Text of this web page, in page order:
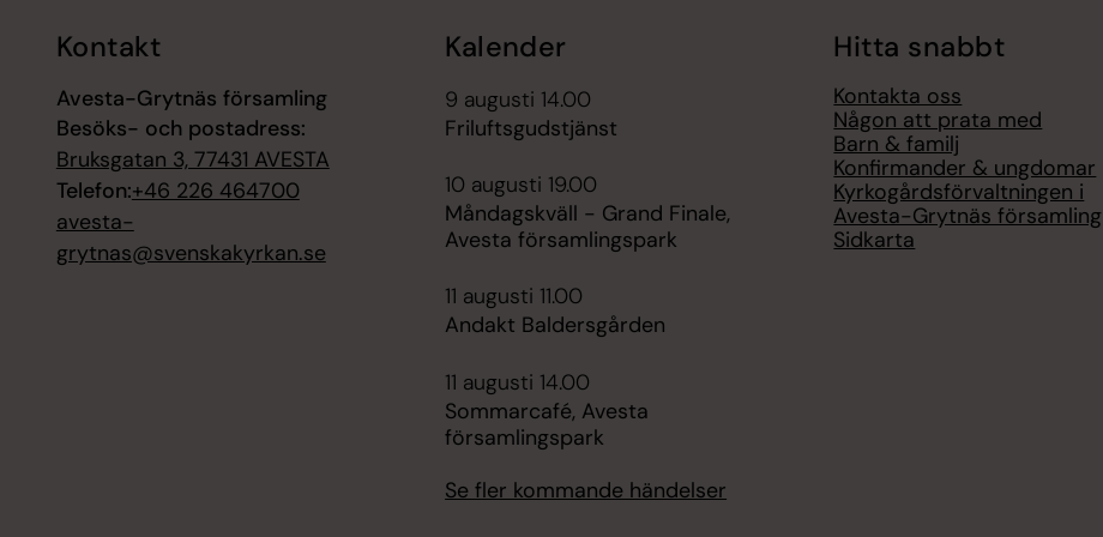
Kontakt
Avesta-Grytnäs församling
Besöks- och postadress:
Bruksgatan 3, 77431 AVESTA
Telefon:+46 226 464700
avesta-
grytnas@svenskakyrkan.se
Kalender
9 augusti 14.00
Friluftsgudstjänst
10 augusti 19.00
Måndagskväll - Grand Finale,
Avesta församlingspark
11 augusti 11.00
Andakt Baldersgården
11 augusti 14.00
Sommarcafé, Avesta
församlingspark
Se fler kommande händelser
Hitta snabbt
Kontakta oss
Någon att prata med
Barn & familj
Konfirmander & ungdomar
Kyrkogårdsförvaltningen i
Avesta-Grytnäs församling
Sidkarta